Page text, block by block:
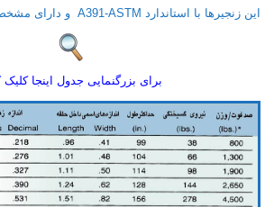
این زنجیرها با استاندارد A391-ASTM و دارای مشخصات NACM نیز هستند
برای بزرگنمایی جدول اینجا کلیک